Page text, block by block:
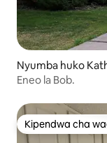
Nyumba huko
Eneo la Bob.
Kipendwa cha
Kipendwa cha